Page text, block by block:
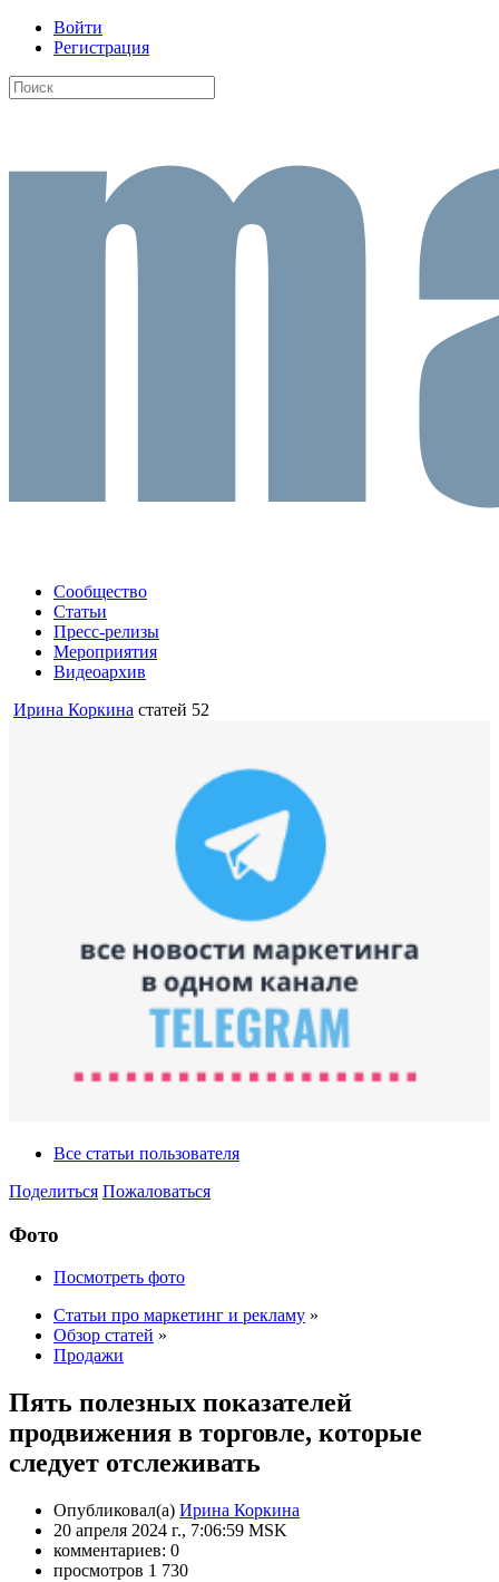
Войти
Регистрация
Сообщество
Статьи
Пресс-релизы
Мероприятия
Видеоархив
Ирина Коркина статей 52
Все статьи пользователя
Поделиться Пожаловаться
Фото
Посмотреть фото
Статьи про маркетинг и рекламу »
Обзор статей »
Продажи
Пять полезных показателей
продвижения в торговле, которые
следует отслеживать
Опубликовал(а) Ирина Коркина
20 апреля 2024 г., 7:06:59 MSK
комментариев: 0
просмотров 1 730